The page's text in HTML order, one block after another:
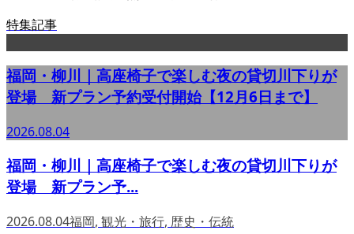
特集記事
福岡・柳川｜高座椅子で楽しむ夜の貸切川下りが
登場 新プラン予約受付開始【12月6日まで】
2026.08.04
福岡・柳川｜高座椅子で楽しむ夜の貸切川下りが
登場 新プラン予...
2026.08.04福岡, 観光・旅行, 歴史・伝統